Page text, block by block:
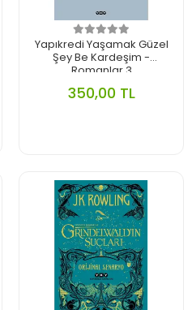
Yapıkredi Yaşamak Güzel
Şey Be Kardeşim -
Romanlar 3
350,00 TL